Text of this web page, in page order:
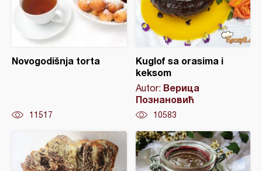
Novogodišnja torta
11517
Kuglof sa orasima i
keksom
Autor: Верица
Познановић
10583